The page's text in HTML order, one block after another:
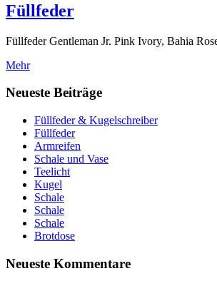
Füllfeder
Füllfeder Gentleman Jr. Pink Ivory, Bahia
Mehr
Neueste Beiträge
Füllfeder & Kugelschreiber
Füllfeder
Armreifen
Schale und Vase
Teelicht
Kugel
Schale
Schale
Schale
Brotdose
Neueste Kommentare